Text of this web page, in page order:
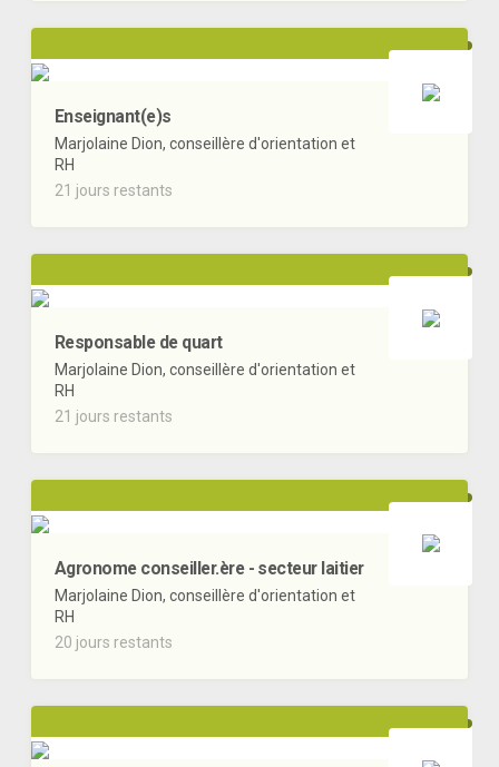
Enseignant(e)s
Marjolaine Dion, conseillère d'orientation et
RH
21 jours restants
Responsable de quart
Marjolaine Dion, conseillère d'orientation et
RH
21 jours restants
Agronome conseiller.ère - secteur laitier
Marjolaine Dion, conseillère d'orientation et
RH
20 jours restants